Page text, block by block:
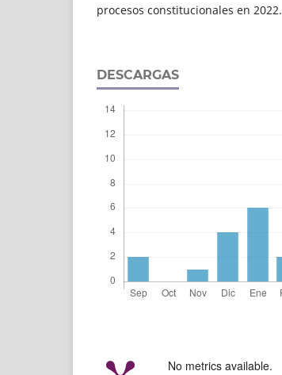
procesos constitucionales en 2022.
DESCARGAS
No metrics available.